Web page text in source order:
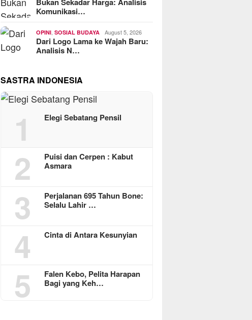
Komunikasi…
OPINI ,SOSIAL BUDAYA August 5, 2026
Dari Logo Lama ke Wajah Baru:
Analisis N…
SASTRA INDONESIA
1 Elegi Sebatang Pensil
2
Puisi dan Cerpen : Kabut
Asmara
3
Perjalanan 695 Tahun Bone:
Selalu Lahir …
4 Cinta di Antara Kesunyian
5
Falen Kebo, Pelita Harapan
Bagi yang Keh…